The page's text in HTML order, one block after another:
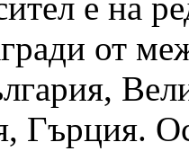
от
Гърция.